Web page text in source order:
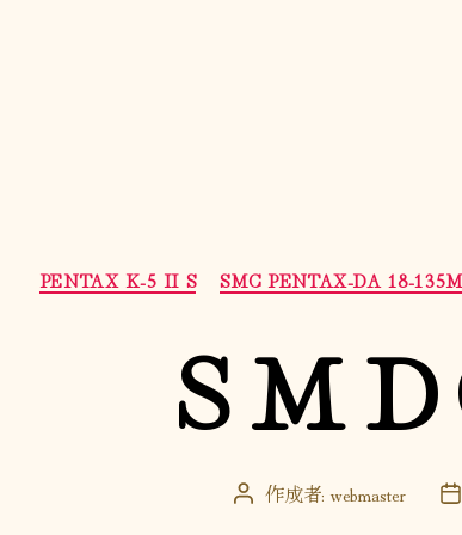
カ
テ
ー
PENTAX K-5 II S SMC PENTAX-DA 18-
S M
投 作成者: webmaster
投